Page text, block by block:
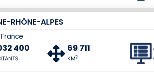
RHÔNE-ALPES
400 69 711
KM2